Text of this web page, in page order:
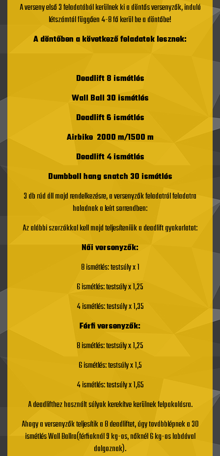
A verseny első 3 feladatából kerülnek ki a döntős versenyzők, induló
létszámtól függően 4-8 fő kerül be a döntőbe!
A döntőben a következő feladatok lesznek:
Deadlift 8 ismétlés
Wall Ball 30 ismétlés
Deadlift 6 ismétlés
Airbike 2000 m/1500 m
Deadlift 4 ismétlés
Dumbbell hang snatch 30 ismétlés
3 db rúd áll majd rendelkezésre, a versenyzők feladatról feladatra
haladnak a leírt sorrendben:
Az alábbi szorzókkal kell majd teljesíteniük a deadlift gyakorlatot:
Női versenyzők:
8 ismétlés: testsúly x 1
6 ismétlés: testsúly x 1,25
4 ismétlés: testsúly x 1,35
Férfi versenyzők:
8 ismétlés: testsúly x 1,25
6 ismétlés: testsúly x 1,5
4 ismétlés: testsúly x 1,65
A deadlifthez használt súlyok kerekítve kerülnek felpakolásra.
Ahogy a versenyzők teljesítik a 8 deadliftet, úgy továbblépnek a 30
ismétlés Wall Ballra(férfiaknál 9 kg-os, nőknél 6 kg-os labdával
dolgoznak).